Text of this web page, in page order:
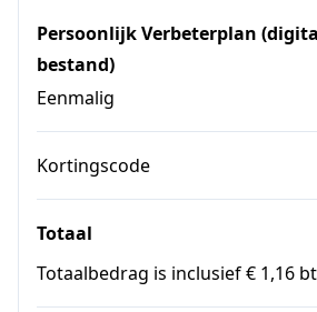
Persoonlijk Verbeterplan
bestand)
Eenmalig
Kortingscode
Totaal
Totaalbedrag is inclusief € 1,16